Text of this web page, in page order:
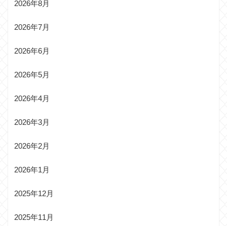
2026年8月
2026年7月
2026年6月
2026年5月
2026年4月
2026年3月
2026年2月
2026年1月
2025年12月
2025年11月